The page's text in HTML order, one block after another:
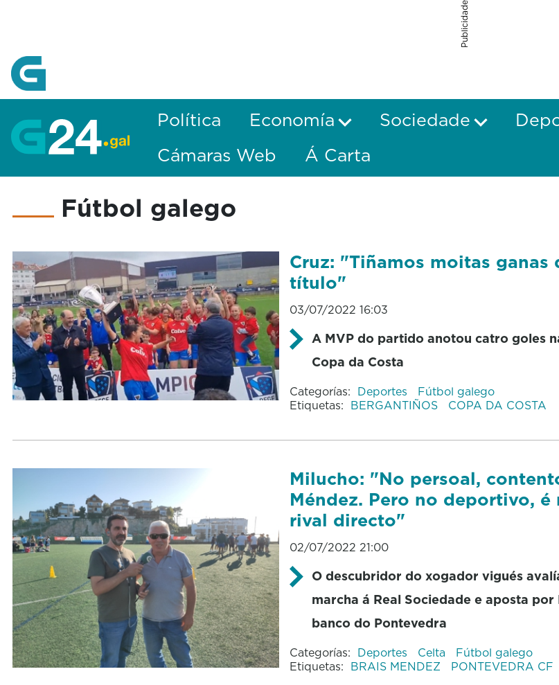
Publicidade
Política Economía Sociedade
Cámaras Web
Á Carta
Fútbol galego
Cruz: "Tiñamos moitas ganas
título"
03/07/2022 16:03
A MVP do partido anotou catro goles
Copa da Costa
Categorías: Deportes
Fútbol galego
Etiquetas: BERGANTIÑOS COPA DA COSTA
Milucho: "No persoal,
Méndez. Pero no deportivo, é
rival directo"
02/07/2022 21:00
O descubridor do xogador vigués
marcha á Real Sociedade e aposta por
banco do Pontevedra
Categorías: Deportes Celta
Fútbol galego
Etiquetas: BRAIS MENDEZ PONTEVEDRA CF